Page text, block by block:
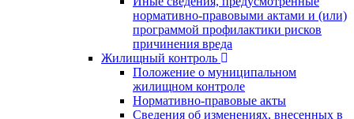
нормативно-правовыми актами и (или)
программой профилактики рисков
причинения вреда
Жилищный контроль
Положение о муниципальном
жилищном контроле
Нормативно-правовые акты
Сведения об изменениях, внесенных в